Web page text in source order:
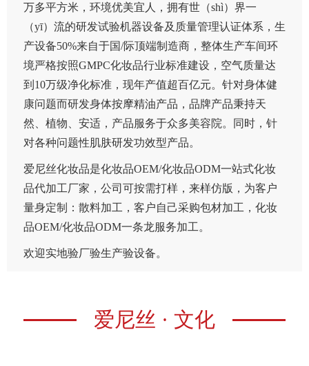
万多平方米，环境优美宜人，拥有世（shì）界一
（yī）流的研发试验机器设备及质量管理认证体系，生
产设备50%来自于国/际顶端制造商，整体生产车间环
境严格按照GMPC化妆品行业标准建设，空气质量达
到10万级净化标准，现年产值超百亿元。针对身体健
康问题而研发身体按摩精油产品，品牌产品秉持天
然、植物、安适，产品服务于众多美容院。同时，针
对各种问题性肌肤研发功效型产品。
爱尼丝化妆品是化妆品OEM/化妆品ODM一站式化妆
品代加工厂家，公司可按需打样，来样仿版，为客户
量身定制：散料加工，客户自己采购包材加工，化妆
品OEM/化妆品ODM一条龙服务加工。
欢迎实地验厂验生产验设备。
爱尼丝 · 文化